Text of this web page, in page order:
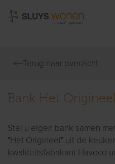
Terug naar overzicht
Bank Het Origineel
Stel u eigen bank samen
"Het Origineel" uit de
kwaliteitsfabrikant Haveco